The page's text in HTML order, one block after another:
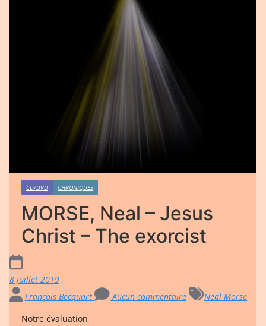
CD/DVD CHRONIQUES
MORSE, Neal – Jesus
Christ – The exorcist
8 juillet 2019
François Becquart
Aucun commentaire
Neal Morse
Notre évaluation